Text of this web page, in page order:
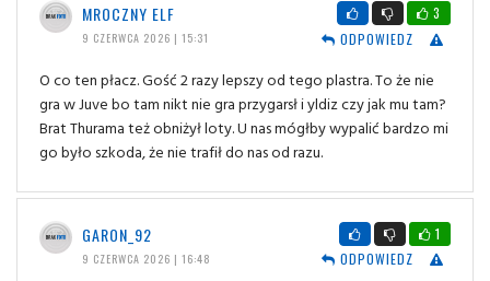
MROCZNY ELF
9 CZERWCA 2026 | 15:31
3
ODPOWIEDZ
O co ten płacz. Gość 2 razy lepszy od tego plastra. To że nie
gra w Juve bo tam nikt nie gra przygarsł i yldiz czy jak mu tam?
Brat Thurama też obniżył loty. U nas mógłby wypalić bardzo mi
go było szkoda, że nie trafił do nas od razu.
GARON_92
9 CZERWCA 2026 | 16:48
1
ODPOWIEDZ